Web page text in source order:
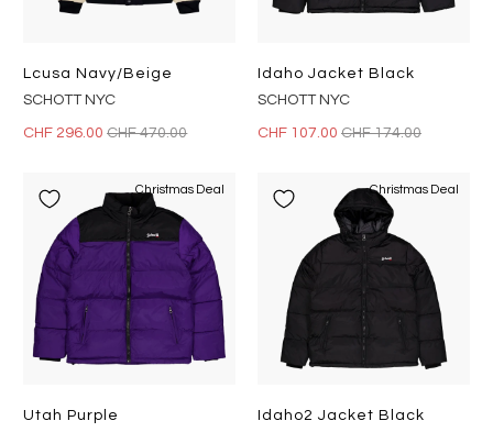
Lcusa Navy/beige
SCHOTT NYC
CHF 296.00CHF 470.00
Idaho Jacket Black
SCHOTT NYC
CHF 107.00 CHF 174.00
Christmas Deal
Utah Purple
Christmas Deal
Idaho2 Jacket Black